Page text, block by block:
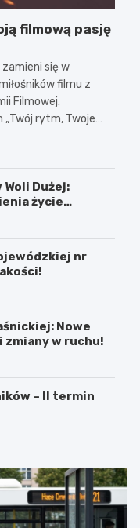
filmową pasję
zamieni się w
filmu z
Filmowej.
„Twój rytm, Twoje…
Dużej:
życie
nr
Nowe
w ruchu!
– II termin